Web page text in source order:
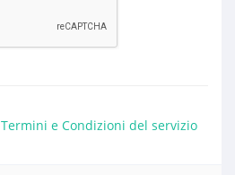
Termini e Condizioni del servizio